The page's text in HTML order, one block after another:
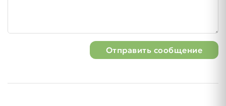
Отправить сообщение